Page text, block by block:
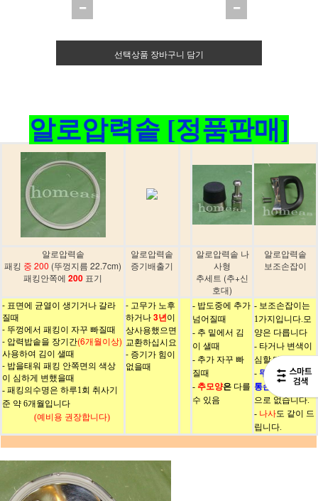
선택상품 장바구니 담기
알로압력솥 [정품판매]
알로압력솥
패킹 중 200 (뚜껑지름 22.7cm)
패킹안쪽에 200 표기
알로압력솥
증기배출기
알로압력솥 나
사형
추세트 (추+신
호대)
알로압력솥
보조손잡이
- 표면에 균열이 생기거나 갈라
질때
- 뚜껑에서 패킹이 자꾸 빠질때
- 압력밥솥을 장기간(6개월이상)
사용하여 김이 샐때
- 밥을태워 패킹 안쪽면의 색상
이 심하게 변했을때
- 패킹의수명은 하루1회 취사기
준 약 6개월입니다
(예비용 권장합니다)
- 고무가 노후
하거나3년이
상사용했으면
교환하십시요
- 증기가 힘이
없을때
- 밥도중에 추가
넘어질때
- 추 밑에서 김
이 샐때
- 추가 자꾸 빠
질때
- 추모양은 다를
수 있음
- 보조손잡이는
1가지입니다.모
양은 다릅니다
- 타거나 변색이
심할 때
- 뚜껑손잡이/몸
통손잡이
는단종
으로 없습니다.
- 나사도 같이 드
립니다.